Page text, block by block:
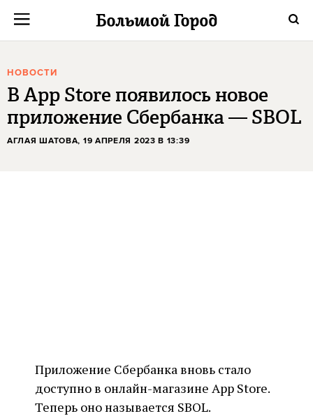
НОВОСТИ
В App Store появилось новое
приложение Сбербанка — SBOL
АГЛАЯ ШАТОВА, 19 АПРЕЛЯ 2023 В 13:39
Приложение Сбербанка вновь стало
доступно в онлайн-магазине App Store.
Теперь оно называется SBOL.